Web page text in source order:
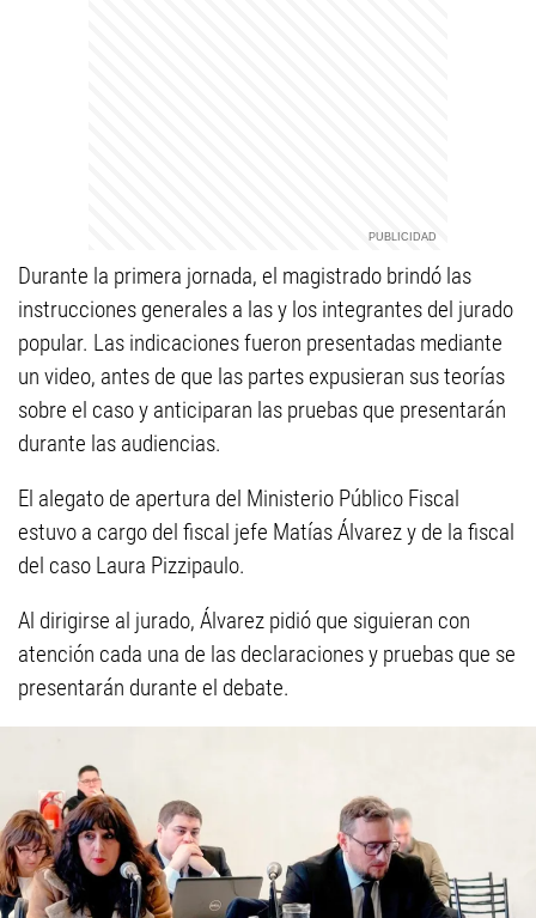
Durante la primera jornada, el magistrado brindó las
instrucciones generales a las y los integrantes del jurado
popular. Las indicaciones fueron presentadas mediante
un video, antes de que las partes expusieran sus teorías
sobre el caso y anticiparan las pruebas que presentarán
durante las audiencias.
El alegato de apertura del Ministerio Público Fiscal
estuvo a cargo del fiscal jefe Matías Álvarez y de la fiscal
del caso Laura Pizzipaulo.
Al dirigirse al jurado, Álvarez pidió que siguieran con
atención cada una de las declaraciones y pruebas que se
presentarán durante el debate.